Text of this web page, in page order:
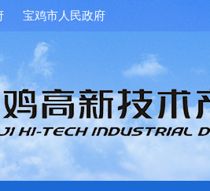
宝鸡市人民政府